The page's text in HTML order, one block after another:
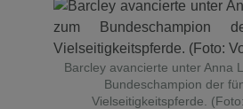
Barcley avancierte unter Anna
Bundeschampion der
Vielseitigkeitspferde.